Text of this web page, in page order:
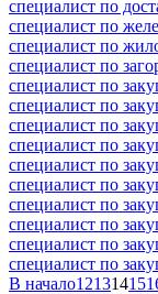
специалист по
специалист по
специалист по
специалист по
специалист по
специалист по
специалист по
специалист по
специалист по
специалист по
специалист по
специалист по
специалист по
специалист по
В начало12131415